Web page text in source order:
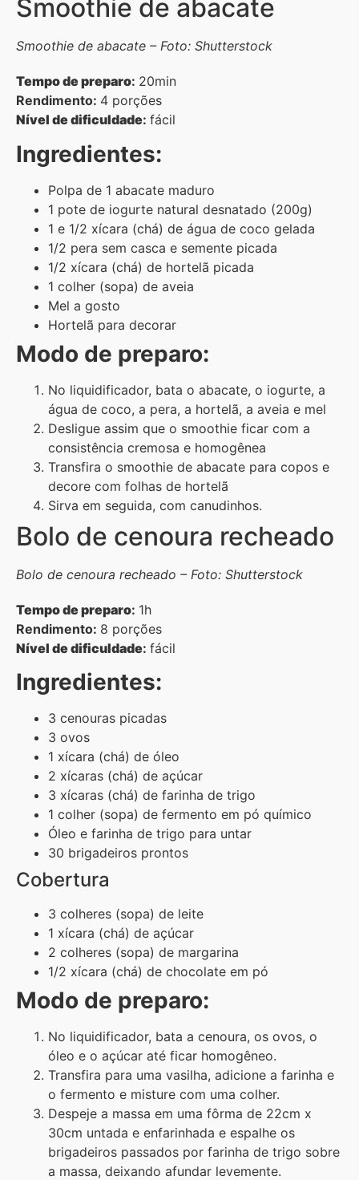
Smoothie de abacate
Smoothie de abacate – Foto: Shutterstock
Tempo de preparo: 20min
Rendimento: 4 porções
Nível de dificuldade: fácil
Ingredientes:
Polpa de 1 abacate maduro
1 pote de iogurte natural desnatado (200g)
1 e 1/2 xícara (chá) de água de coco gelada
1/2 pera sem casca e semente picada
1/2 xícara (chá) de hortelã picada
1 colher (sopa) de aveia
Mel a gosto
Hortelã para decorar
Modo de preparo:
No liquidificador, bata o abacate, o iogurte, a
água de coco, a pera, a hortelã, a aveia e mel
Desligue assim que o smoothie ficar com a
consistência cremosa e homogênea
Transfira o smoothie de abacate para copos e
decore com folhas de hortelã
Sirva em seguida, com canudinhos.
Bolo de cenoura recheado
Bolo de cenoura recheado – Foto: Shutterstock
Tempo de preparo: 1h
Rendimento: 8 porções
Nível de dificuldade: fácil
Ingredientes:
3 cenouras picadas
3 ovos
1 xícara (chá) de óleo
2 xícaras (chá) de açúcar
3 xícaras (chá) de farinha de trigo
1 colher (sopa) de fermento em pó químico
Óleo e farinha de trigo para untar
30 brigadeiros prontos
Cobertura
3 colheres (sopa) de leite
1 xícara (chá) de açúcar
2 colheres (sopa) de margarina
1/2 xícara (chá) de chocolate em pó
Modo de preparo:
No liquidificador, bata a cenoura, os ovos, o
óleo e o açúcar até ficar homogêneo.
Transfira para uma vasilha, adicione a farinha e
o fermento e misture com uma colher.
Despeje a massa em uma fôrma de 22cm x
30cm untada e enfarinhada e espalhe os
brigadeiros passados por farinha de trigo sobre
a massa, deixando afundar levemente.